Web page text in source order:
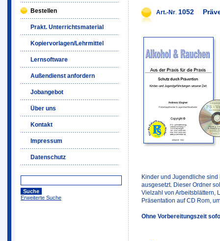
Bestellen
Prakt. Unterrichtsmaterial
Kopiervorlagen/Lehrmittel
Lernsoftware
Außendienst anfordern
Jobangebot
Über uns
Kontakt
Impressum
Datenschutz
Erweiterte Suche
Art.-Nr. 1052
Kinder und Jugendliche
ausgesetzt. Dieser Ordner
Vielzahl von Arbeitsblättern,
Präsentation auf CD Rom,
Ohne Vorbereitungszeit